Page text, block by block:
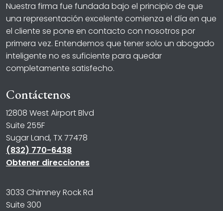
Nuestra firma fue fundada bajo el principio de que
una representación excelente comienza el día en que
el cliente se pone en contacto con nosotros por
primera vez. Entendemos que tener solo un abogado
inteligente no es suficiente para quedar
completamente satisfecho.
Contáctenos
12808 West Airport Blvd
Suite 255F
Sugar Land, TX 77478
(832) 770-6438
Obtener direcciones
3033 Chimney Rock Rd
Suite 300